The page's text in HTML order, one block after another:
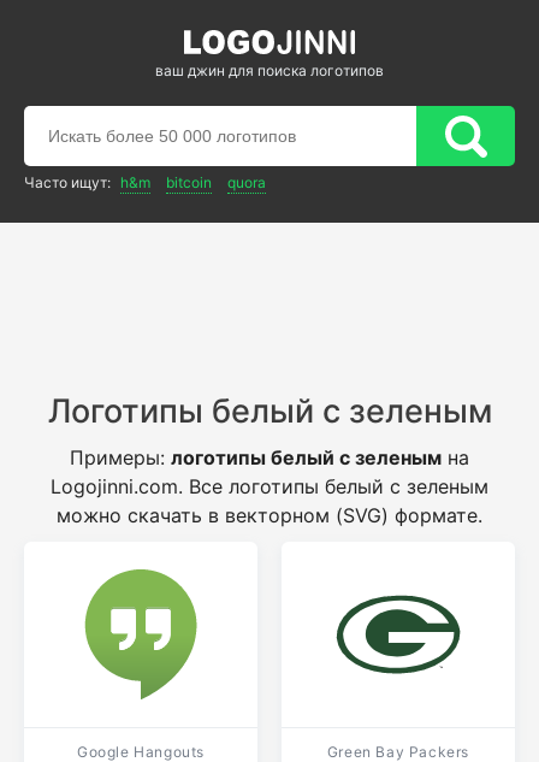
ваш джин для поиска логотипов
Часто ищут: h&m bitcoin quora
Логотипы белый с зеленым
Примеры: логотипы белый с зеленым на
Logojinni.com. Все логотипы белый с зеленым
можно скачать в векторном (SVG) формате.
Google Hangouts Green Bay Packers